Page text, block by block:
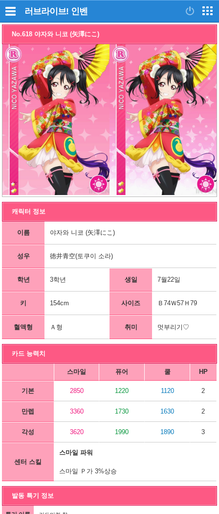
러브라이브! 인벤
No.618 야자와 니코 (矢澤にこ)
캐릭터 정보
이름 야자와 니코 (矢澤にこ)
성우 徳井青空(토쿠이 소라)
학년 3학년 생일 7월22일
키 154cm 사이즈 Ｂ74Ｗ57Ｈ79
혈액형 Ａ형 취미 멋부리기♡
카드 능력치
스마일 퓨어 쿨 HP
기본 2850 1220 1120 2
만렙 3360 1730 1630 2
각성 3620 1990 1890 3
센터 스킬
스마일 파워
스마일 Ｐ가 3%상승
발동 특기 정보